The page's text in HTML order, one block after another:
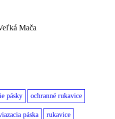
Mača
pásky ochranné rukavice
páska rukavice